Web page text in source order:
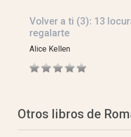
Volver a ti (3): 13
regalarte
Alice Kellen
Otros libros de